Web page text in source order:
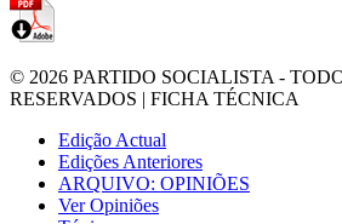
© 2026 PARTIDO SOCIALISTA -
RESERVADOS | FICHA TÉCNICA
Edição Actual
Edições Anteriores
ARQUIVO: OPINIÕES
Ver Opiniões